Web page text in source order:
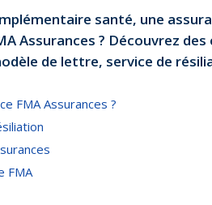
santé, une
Assurances ? Découvrez
de lettre, service de
FMA Assurances ?
FMA